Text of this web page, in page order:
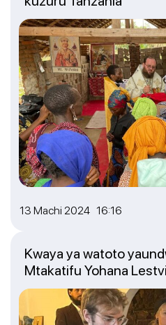
13 Machi 2024 16:16
Kwaya ya watoto
Mtakatifu Yohana